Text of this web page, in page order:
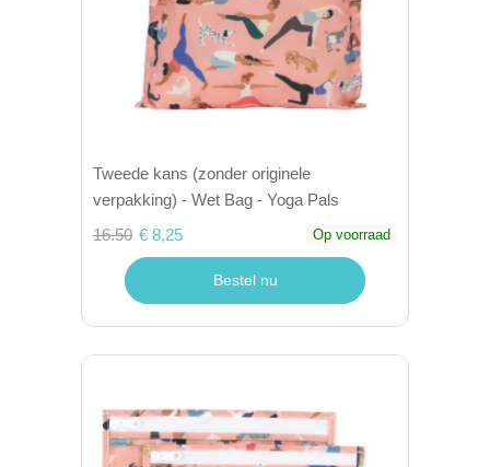
Tweede kans (zonder originele
verpakking) - Wet Bag - Yoga Pals
16.50 € 8,25 Op voorraad
Bestel nu